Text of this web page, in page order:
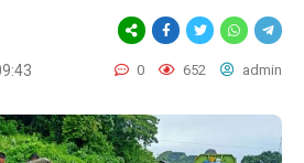
0 652 admin